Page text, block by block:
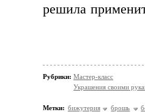
решила
Рубрики: Мастер-класс
Украшения своими
Метки: бижутерия брошь